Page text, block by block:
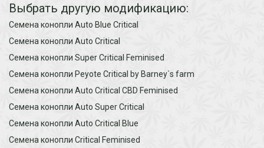
Выбрать другую модификацию:
Семена конопли Auto Blue Critical
Семена конопли Auto Critical
Семена конопли Super Critical Feminised
Семена конопли Peyote Critical by Barney`s farm
Семена конопли Auto Critical CBD Feminised
Семена конопли Auto Super Critical
Семена конопли Auto Critical Blue
Семена конопли Critical Feminised